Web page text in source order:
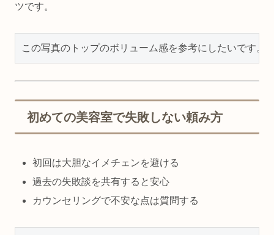
ツです。
初めての美容室で失敗しない頼み方
初回は大胆なイメチェンを避ける
過去の失敗談を共有すると安心
カウンセリングで不安な点は質問する